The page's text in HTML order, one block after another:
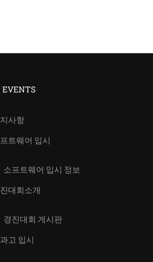
사항
트웨어 입시
소프트웨어 입시 정보
대회소개
경진대회 게시판
고 입시